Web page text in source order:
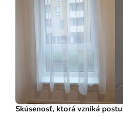
Skúsenosť, ktorá vzniká